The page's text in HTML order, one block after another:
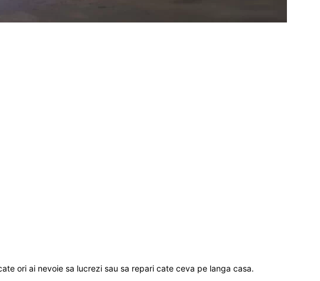
ori ai nevoie sa lucrezi sau sa repari cate ceva pe langa casa.